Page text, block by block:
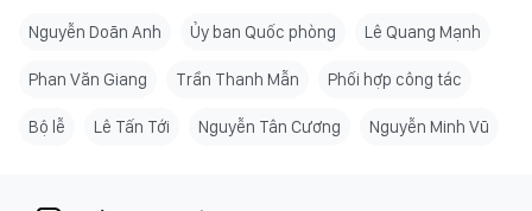
Nguyễn Doãn Anh Ủy ban Quốc phòng Lê Quang Mạnh
Phan Văn Giang Trần Thanh Mẫn Phối hợp công tác
Bộ lễ Lê Tấn Tới Nguyễn Tân Cương Nguyễn Minh Vũ